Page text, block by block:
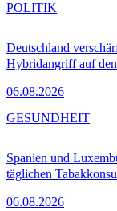
Deutschland
Hybridangriff auf
06.08.2026
POLITIK
Spanien und
täglichen
06.08.2026
GESUNDHEIT